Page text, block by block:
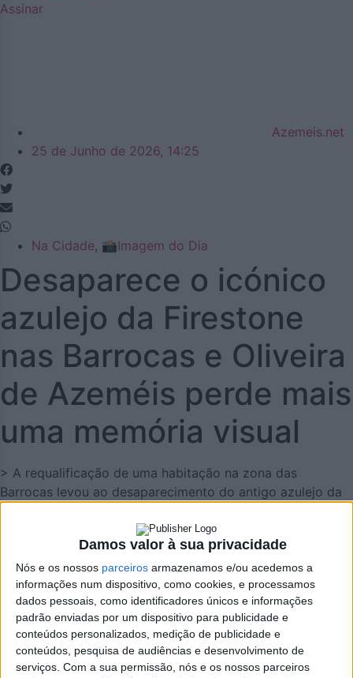
Damos valor à sua privacidade
Nós e os nossos parceiros armazenamos e/ou acedemos a
informações num dispositivo, como cookies, e processamos
dados pessoais, como identificadores únicos e informações
padrão enviadas por um dispositivo para publicidade e
conteúdos personalizados, medição de publicidade e
conteúdos, pesquisa de audiências e desenvolvimento de
serviços. Com a sua permissão, nós e os nossos parceiros
Assinar
Azemeis.net
25 de Junho de 2026, 14:25
Na Cidade, 📸Imagem do Dia
Desaparece o icónico
azulejo da Firestone
nas Barrocas e Oliveira
de Azeméis perde mais
uma memória visual
> A requalificação de uma habitação na zona das
Barrocas levou ao desaparecimento do antigo azulejo da